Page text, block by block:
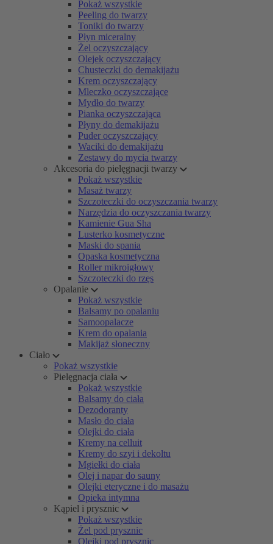
Pokaż wszystkie
Peeling do twarzy
Toniki do twarzy
Płyn miceralny
Żel oczyszczający
Olejek oczyszczający
Chusteczki do demakijażu
Krem oczyszczający
Mleczko oczyszczające
Mydło do twarzy
Pianka oczyszczająca
Płyny do demakijażu
Puder oczyszczający
Waciki do demakijażu
Zestawy do mycia twarzy
Akcesoria do pielęgnacji twarzy
Pokaż wszystkie
Masaż twarzy
Szczoteczki do oczyszczania twarzy
Narzędzia do oczyszczania twarzy
Kamienie Gua Sha
Lusterko kosmetyczne
Maski do spania
Opaska kosmetyczna
Roller mikroigłowy
Szczoteczki do rzęs
Opalanie
Pokaż wszystkie
Balsamy po opalaniu
Samoopalacze
Krem do opalania
Makijaż słoneczny
Ciało
Pokaż wszystkie
Pielęgnacja ciała
Pokaż wszystkie
Balsamy do ciała
Dezodoranty
Masło do ciała
Olejki do ciała
Kremy na celluit
Kremy do szyi i dekoltu
Mgiełki do ciała
Olej i napar do sauny
Olejki eteryczne i do masażu
Opieka intymna
Kąpiel i prysznic
Pokaż wszystkie
Żel pod prysznic
Olejki pod prysznic